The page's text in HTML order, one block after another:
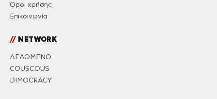
Όροι χρήσης
Επικοινωνία
//NETWORK
ΔΕΔΟΜΕΝΟ
COUSCOUS
DIMOCRACY